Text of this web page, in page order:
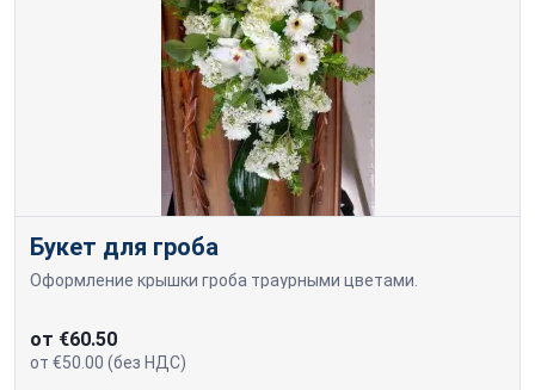
Букет для гроба
Оформление крышки гроба траурными цветами.
от €60.50
от €50.00 (без НДС)